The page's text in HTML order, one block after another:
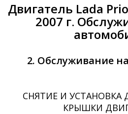
Двигатель Lada
2007 г.
2. Обслуживание
СНЯТИЕ И УСТАНОВКА
КРЫШКИ